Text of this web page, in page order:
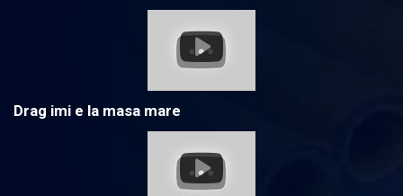
Drag imi e la masa mare